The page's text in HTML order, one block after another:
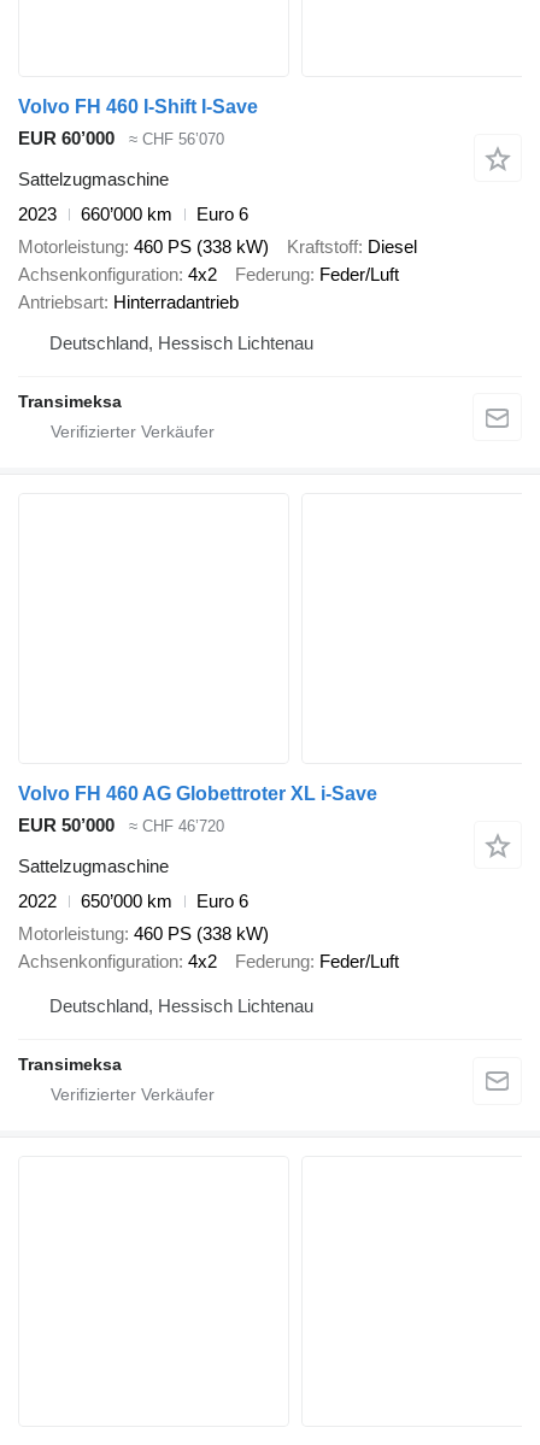
Volvo FH 460 I-Shift I-Save
EUR 60’000
≈ CHF 56’070
Sattelzugmaschine
2023
660’000 km
Euro 6
Motorleistung 460 PS (338 kW) Kraftstoff Diesel
Achsenkonfiguration 4x2 Federung Feder/Luft
Antriebsart Hinterradantrieb
Deutschland, Hessisch Lichtenau
Transimeksa
Volvo FH 460 AG Globettroter XL i-Save
EUR 50’000
≈ CHF 46’720
Sattelzugmaschine
2022
650’000 km
Euro 6
Motorleistung 460 PS (338 kW)
Achsenkonfiguration 4x2 Federung Feder/Luft
Deutschland, Hessisch Lichtenau
Transimeksa